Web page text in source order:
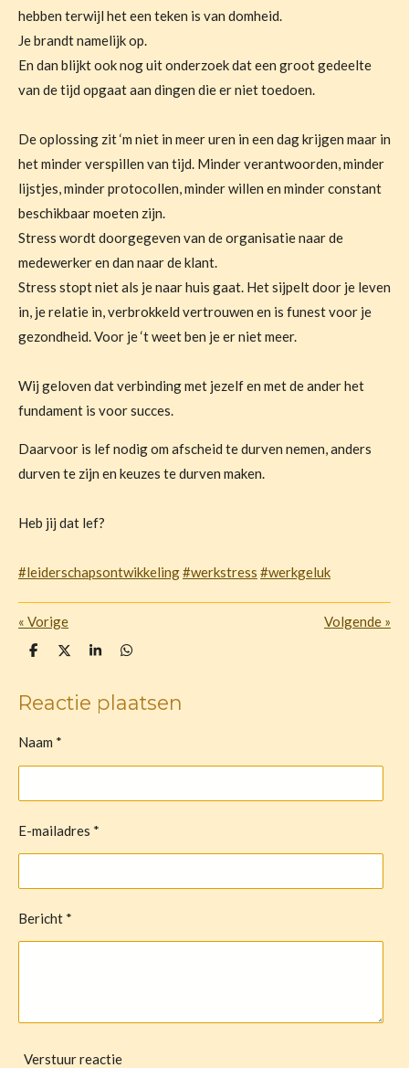
hebben terwijl het een teken is van domheid.
Je brandt namelijk op.
En dan blijkt ook nog uit onderzoek dat een groot gedeelte
van de tijd opgaat aan dingen die er niet toedoen.
De oplossing zit ‘m niet in meer uren in een dag krijgen maar in
het minder verspillen van tijd. Minder verantwoorden, minder
lijstjes, minder protocollen, minder willen en minder constant
beschikbaar moeten zijn.
Stress wordt doorgegeven van de organisatie naar de
medewerker en dan naar de klant.
Stress stopt niet als je naar huis gaat. Het sijpelt door je leven
in, je relatie in, verbrokkeld vertrouwen en is funest voor je
gezondheid. Voor je ‘t weet ben je er niet meer.
Wij geloven dat verbinding met jezelf en met de ander het
fundament is voor succes.
Daarvoor is lef nodig om afscheid te durven nemen, anders
durven te zijn en keuzes te durven maken.
Heb jij dat lef?
#leiderschapsontwikkeling#werkstress #werkgeluk
« Vorige Volgende »
D
e
n
D
l
S
e
D
e
n
Reactie plaatsen
Naam *
E-mailadres *
Bericht *
Verstuur reactie